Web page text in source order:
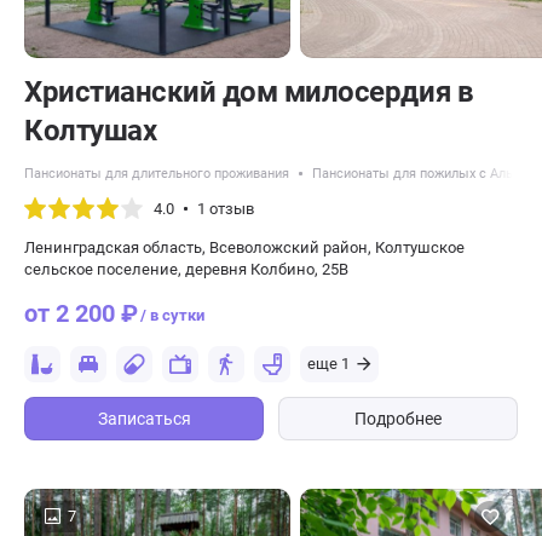
Христианский дом милосердия в
Колтушах
Пансионаты для длительного проживания Пансионаты для пожилых с
4.0 1 отзыв
Ленинградская область, Всеволожский район, Колтушское
сельское поселение, деревня Колбино, 25В
от 2 200 ₽/ в сутки
еще 1
Записаться Подробнее
7